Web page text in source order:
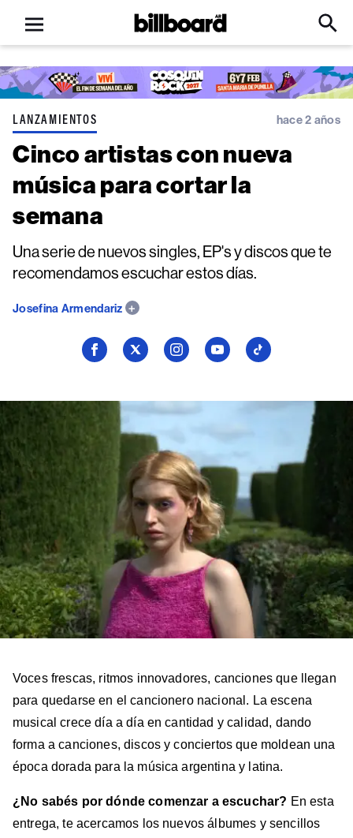
Open
menu
Billboard
Click
Input
LANZAMIENTOS hace 2 años
Cinco artistas con nueva
música para cortar la
semana
Una serie de nuevos singles, EP's y discos que te
recomendamos escuchar estos días.
Josefina Armendariz
Seguí
en
Facebook
Seguí
en
Seguí
en
Instagram
Seguí
en
Seguí
en
Voces frescas, ritmos innovadores, canciones que llegan
para quedarse en el cancionero nacional. La escena
musical crece día a día en cantidad y calidad, dando
forma a canciones, discos y conciertos que moldean una
época dorada para la música argentina y latina.
¿No sabés por dónde comenzar a escuchar? En esta
entrega, te acercamos los nuevos álbumes y sencillos